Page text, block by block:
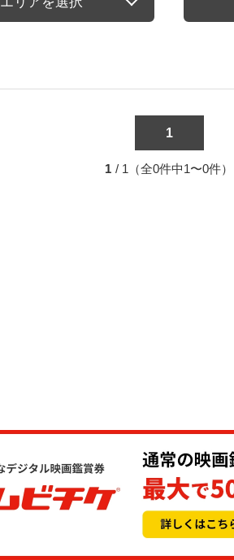
1
1 / 1（全0件中1〜0件）